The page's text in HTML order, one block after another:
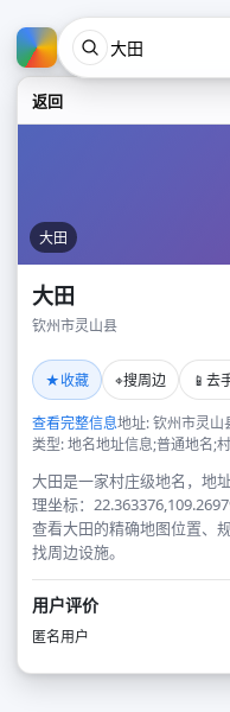
返回
大田
大田
钦州市灵山县
★收藏 ⌖搜周边 📱 去
查看完整信息地址: 钦州市灵山
类型: 地名地址信息;普通地名;
大田是一家村庄级地名，地
理坐标：
查看大田的精确地图位置、
找周边设施。
用户评价
匿名用户